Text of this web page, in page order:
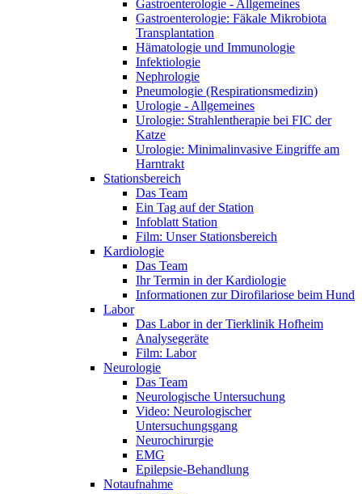
Gastroenterologie - Allgemeines
Gastroenterologie: Fäkale Mikrobiota
Transplantation
Hämatologie und Immunologie
Infektiologie
Nephrologie
Pneumologie (Respirationsmedizin)
Urologie - Allgemeines
Urologie: Strahlentherapie bei FIC der
Katze
Urologie: Minimalinvasive Eingriffe am
Harntrakt
Stationsbereich
Das Team
Ein Tag auf der Station
Infoblatt Station
Film: Unser Stationsbereich
Kardiologie
Das Team
Ihr Termin in der Kardiologie
Informationen zur Dirofilariose beim Hund
Labor
Das Labor in der Tierklinik Hofheim
Analysegeräte
Film: Labor
Neurologie
Das Team
Neurologische Untersuchung
Video: Neurologischer
Untersuchungsgang
Neurochirurgie
EMG
Epilepsie-Behandlung
Notaufnahme